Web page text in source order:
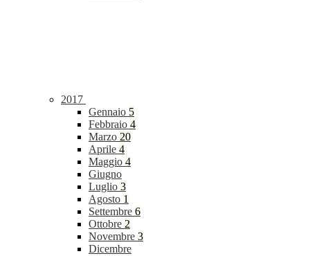
2017
Gennaio 5
Febbraio 4
Marzo 20
Aprile 4
Maggio 4
Giugno
Luglio 3
Agosto 1
Settembre 6
Ottobre 2
Novembre 3
Dicembre